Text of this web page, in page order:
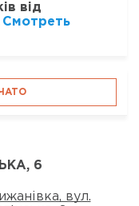
від
Смотреть
6
вул.